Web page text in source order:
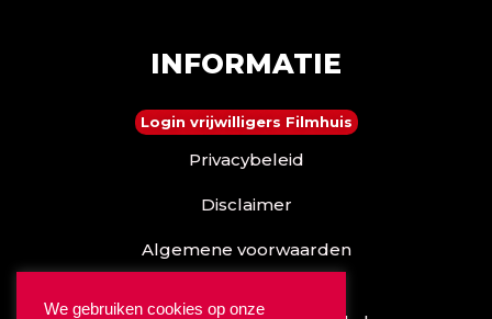
INFORMATIE
Login vrijwilligers Filmhuis
Privacybeleid
Disclaimer
Algemene voorwaarden
We gebruiken cookies op onze